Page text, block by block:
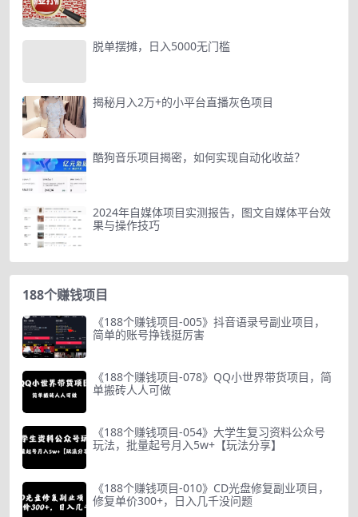
脱单摆摊，日入5000无门槛
揭秘月入2万+的小平台直播灰色项目
酷狗音乐项目揭密，如何实现自动化收益？
2024年自媒体项目实测报告，图文自媒体平台效
果与操作技巧
188个赚钱项目
《188个赚钱项目-005》抖音语录号副业项目，
简单的账号挣钱挺厉害
《188个赚钱项目-078》QQ小世界带货项目，简
单搬砖人人可做
《188个赚钱项目-054》大学生复习资料公众号
玩法，批量起号月入5w+【玩法分享】
《188个赚钱项目-010》CD光盘修复副业项目，
修复单价300+，日入几千没问题